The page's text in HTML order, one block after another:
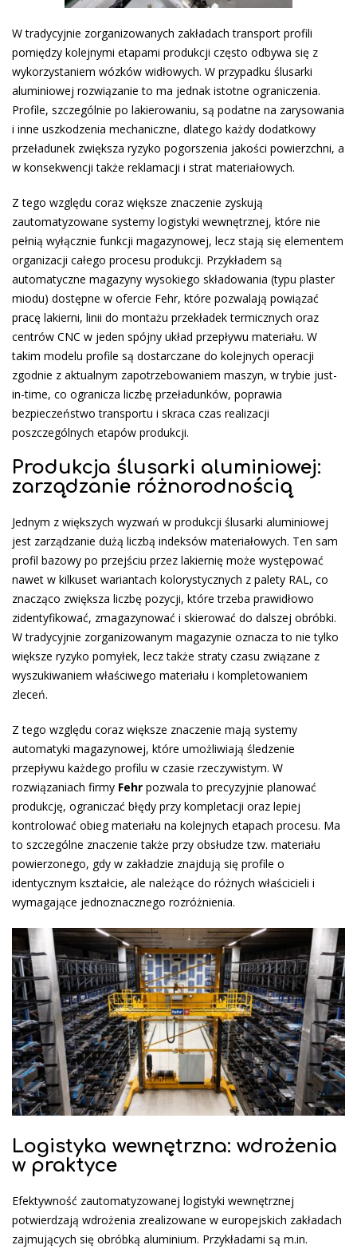
W tradycyjnie zorganizowanych zakładach transport profili
pomiędzy kolejnymi etapami produkcji często odbywa się z
wykorzystaniem wózków widłowych. W przypadku ślusarki
aluminiowej rozwiązanie to ma jednak istotne ograniczenia.
Profile, szczególnie po lakierowaniu, są podatne na zarysowania
i inne uszkodzenia mechaniczne, dlatego każdy dodatkowy
przeładunek zwiększa ryzyko pogorszenia jakości powierzchni, a
w konsekwencji także reklamacji i strat materiałowych.
Z tego względu coraz większe znaczenie zyskują
zautomatyzowane systemy logistyki wewnętrznej, które nie
pełnią wyłącznie funkcji magazynowej, lecz stają się elementem
organizacji całego procesu produkcji. Przykładem są
automatyczne magazyny wysokiego składowania (typu plaster
miodu) dostępne w ofercie Fehr, które pozwalają powiązać
pracę lakierni, linii do montażu przekładek termicznych oraz
centrów CNC w jeden spójny układ przepływu materiału. W
takim modelu profile są dostarczane do kolejnych operacji
zgodnie z aktualnym zapotrzebowaniem maszyn, w trybie just-
in-time, co ogranicza liczbę przeładunków, poprawia
bezpieczeństwo transportu i skraca czas realizacji
poszczególnych etapów produkcji.
Produkcja ślusarki aluminiowej:
zarządzanie różnorodnością
Jednym z większych wyzwań w produkcji ślusarki aluminiowej
jest zarządzanie dużą liczbą indeksów materiałowych. Ten sam
profil bazowy po przejściu przez lakiernię może występować
nawet w kilkuset wariantach kolorystycznych z palety RAL, co
znacząco zwiększa liczbę pozycji, które trzeba prawidłowo
zidentyfikować, zmagazynować i skierować do dalszej obróbki.
W tradycyjnie zorganizowanym magazynie oznacza to nie tylko
większe ryzyko pomyłek, lecz także straty czasu związane z
wyszukiwaniem właściwego materiału i kompletowaniem
zleceń.
Z tego względu coraz większe znaczenie mają systemy
automatyki magazynowej, które umożliwiają śledzenie
przepływu każdego profilu w czasie rzeczywistym. W
rozwiązaniach firmy Fehr pozwala to precyzyjnie planować
produkcję, ograniczać błędy przy kompletacji oraz lepiej
kontrolować obieg materiału na kolejnych etapach procesu. Ma
to szczególne znaczenie także przy obsłudze tzw. materiału
powierzonego, gdy w zakładzie znajdują się profile o
identycznym kształcie, ale należące do różnych właścicieli i
wymagające jednoznacznego rozróżnienia.
Logistyka wewnętrzna: wdrożenia
w praktyce
Efektywność zautomatyzowanej logistyki wewnętrznej
potwierdzają wdrożenia zrealizowane w europejskich zakładach
zajmujących się obróbką aluminium. Przykładami są m.in.